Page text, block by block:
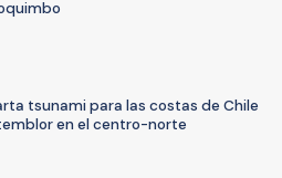
tsunami para las costas de Chile
en el centro-norte